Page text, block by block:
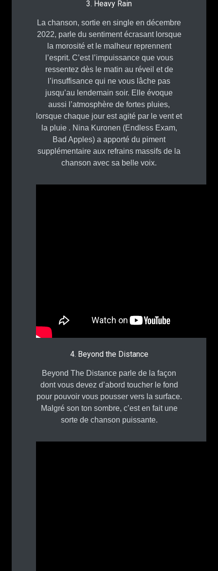
3. Heavy Rain
La chanson, sortie en single en décembre
2022, parle du sentiment écrasant lorsque
la morosité et le malheur reprennent
l’esprit. C’est l’impuissance que vous
ressentez dès le matin au réveil et de
l’insuffisance qui ne vous lâche pas
jusqu’au lendemain soir. Elle évoque
aussi l’atmosphère de fortes pluies,
lorsque chaque jour est agité par le vent et
la pluie . Nina Kuronen (Endless Exam,
Bad Apples) a apporté du piment
supplémentaire aux refrains massifs de la
chanson avec sa belle voix.
4. Beyond the Distance
Beyond The Distance parle de la façon
dont vous devez d’abord toucher le fond
pour pouvoir vous pousser vers la surface.
Malgré son ton sombre, c’est en fait une
sorte de chanson puissante.